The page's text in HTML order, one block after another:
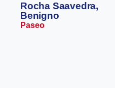
Rocha Saavedra,
Benigno
Paseo